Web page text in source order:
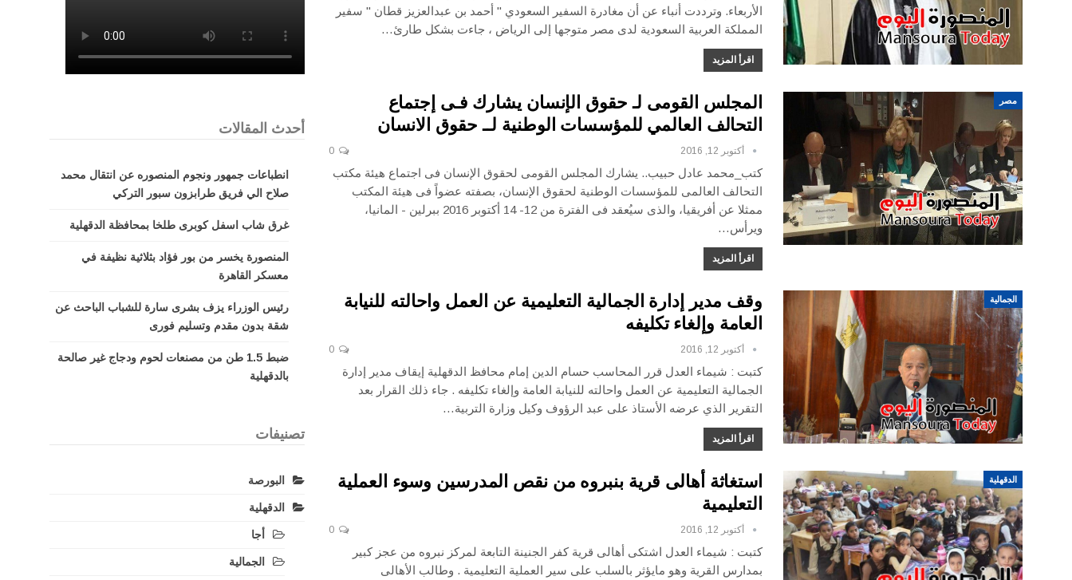
الأربعاء. وترددت أنباء عن أن مغادرة السفير السعودي " أحمد بن عبدالعزيز قطان " سفير
المملكة العربية السعودية لدى مصر متوجها إلى الرياض ، جاءت بشكل طارئ…
اقرأ المزيد
مصر
المجلس القومى لـ حقوق الإنسان يشارك فـى إجتماع
التحالف العالمي للمؤسسات الوطنية لــ حقوق الانسان
أكتوبر 12, 2016
كتب_محمد عادل حبيب.. يشارك المجلس القومى لحقوق الإنسان فى اجتماع هيئة مكتب
التحالف العالمى للمؤسسات الوطنية لحقوق الإنسان، بصفته عضواً فى هيئة المكتب
ممثلا عن أفريقيا، والذى سيُعقد فى الفترة من 12- 14 أكتوبر 2016 ببرلين - المانيا،
ويرأس…
اقرأ المزيد
الجمالية
وقف مدير إدارة الجمالية التعليمية عن العمل واحالته للنيابة
العامة وإلغاء تكليفه
أكتوبر 12, 2016
كتبت : شيماء العدل قرر المحاسب حسام الدين إمام محافظ الدقهلية إيقاف مدير إدارة
الجمالية التعليمية عن العمل واحالته للنيابة العامة وإلغاء تكليفه . جاء ذلك القرار بعد
التقرير الذي عرضه الأستاذ على عبد الرؤوف وكيل وزارة التربية…
اقرأ المزيد
الدقهلية
استغاثة أهالى قرية بنبروه من نقص المدرسين وسوء العملية
التعليمية
أكتوبر 12, 2016
كتبت : شيماء العدل اشتكى أهالى قرية كفر الجنينة التابعة لمركز نبروه من عجز كبير
بمدارس القرية وهو مايؤثر بالسلب على سير العملية التعليمية . وطالب الأهالى
أحدث المقالات
انطباعات جمهور ونجوم المنصوره عن انتقال محمد
صلاح الي فريق طرابزون سبور التركي
غرق شاب اسفل كوبرى طلخا بمحافظة الدقهلية
المنصورة يخسر من بور فؤاد بثلاثية نظيفة في
معسكر القاهرة
رئيس الوزراء يزف بشرى سارة للشباب الباحث عن
شقة بدون مقدم وتسليم فورى
ضبط 1.5 طن من مصنعات لحوم ودجاج غير صالحة
بالدقهلية
تصنيفات
البورصة
الدقهلية
أجا
الجمالية